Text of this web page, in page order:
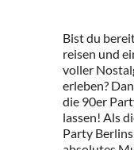
Bist du
reisen und
voller
erleben?
die 90er
lassen! Als
Party